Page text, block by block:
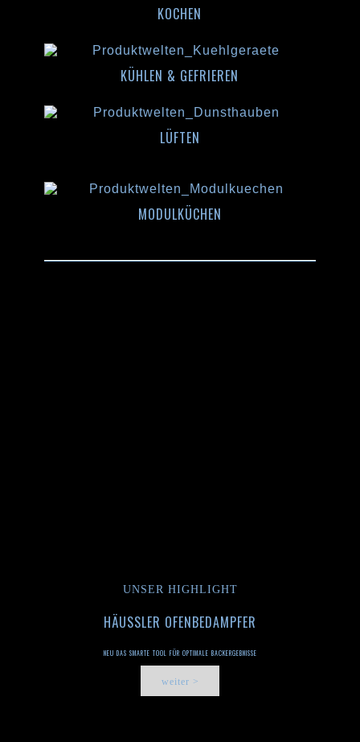
KOCHEN
KÜHLEN & GEFRIEREN
LÜFTEN
MODULKÜCHEN
UNSER HIGHLIGHT
HÄUSSLER OFENBEDAMPFER
NEU DAS SMARTE TOOL FÜR OPTIMALE BACKERGEBNISSE
weiter >